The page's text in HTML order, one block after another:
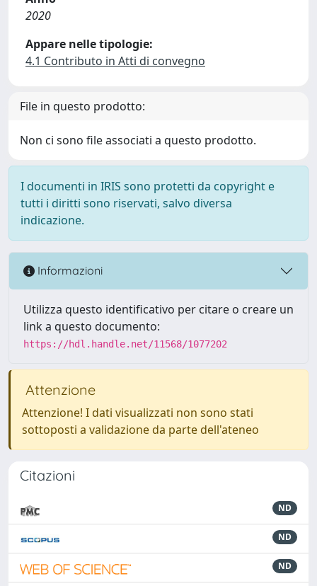
2020
Appare nelle tipologie:
4.1 Contributo in Atti di convegno
File in questo prodotto:
Non ci sono file associati a questo prodotto.
I documenti in IRIS sono protetti da copyright e
tutti i diritti sono riservati, salvo diversa
indicazione.
Informazioni
Utilizza questo identificativo per citare o creare un
link a questo documento:
https://hdl.handle.net/11568/1077202
Attenzione
Attenzione! I dati visualizzati non sono stati
sottoposti a validazione da parte dell'ateneo
Citazioni
ND
ND
ND